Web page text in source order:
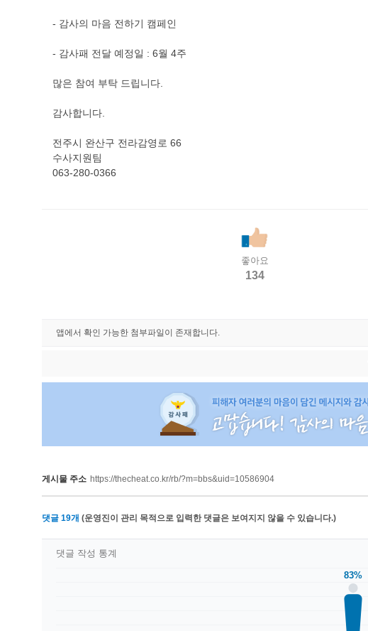
- 감사의 마음 전하기 캠페인
- 감사패 전달 예정일 : 6월 4주
많은 참여 부탁 드립니다.
감사합니다.
전주시 완산구 전라감영로 66
수사지원팀
063-280-0366
좋아요
134
앱에서 확인 가능한 첨부파일이 존재합니다.
게시물 주소 https://thecheat.co.kr/rb/?m=bbs&uid=10586904
댓글 19개 (운영진이 관리 목적으로 입력한 댓글은 보여지지 않을 수 있습니다.)
83%
댓글 작성 통계